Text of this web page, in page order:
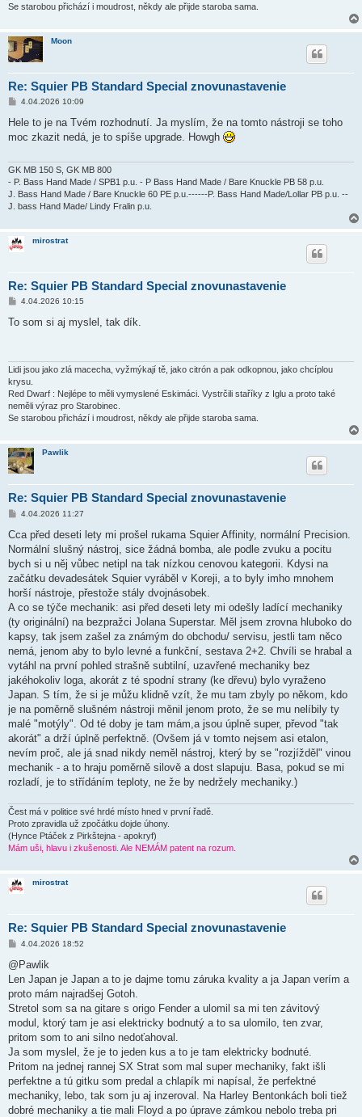
Se starobou přichází i moudrost, někdy ale přijde staroba sama.
Moon
Re: Squier PB Standard Special znovunastavenie
P
í
p
e
k
4.04.2026 10:09
Hele to je na Tvém rozhodnutí. Ja myslím, že na tomto nástroji se toho
moc zkazit nedá, je to spíše upgrade. Howgh
GK MB 150 S, GK MB 800
- P. Bass Hand Made / SPB1 p.u. - P Bass Hand Made / Bare Knuckle PB 58 p.u.
J. Bass Hand Made / Bare Knuckle 60 PE p.u.------P. Bass Hand Made/Lollar PB p.u. --
J. bass Hand Made/ Lindy Fralin p.u.
mirostrat
Re: Squier PB Standard Special znovunastavenie
P
í
e
k
4.04.2026 10:15
To som si aj myslel, tak dík.
Lidi jsou jako zlá macecha, vyžmýkají tě, jako citrón a pak odkopnou, jako chcíplou
krysu.
Red Dwarf : Nejlépe to měli vymyslené Eskimáci. Vystrčili staříky z Iglu a proto také
neměli výraz pro Starobinec.
Se starobou přichází i moudrost, někdy ale přijde staroba sama.
Pawlik
Re: Squier PB Standard Special znovunastavenie
P
í
p
ě
e
k
4.04.2026 11:27
Cca před deseti lety mi prošel rukama Squier Affinity, normální Precision.
Normální slušný nástroj, sice žádná bomba, ale podle zvuku a pocitu
bych si u něj vůbec netipl na tak nízkou cenovou kategorii. Kdysi na
začátku devadesátek Squier vyráběl v Koreji, a to byly imho mnohem
horší nástroje, přestože stály dvojnásobek.
A co se týče mechanik: asi před deseti lety mi odešly ladící mechaniky
(ty originální) na bezpražci Jolana Superstar. Měl jsem zrovna hluboko do
kapsy, tak jsem zašel za známým do obchodu/ servisu, jestli tam něco
nemá, jenom aby to bylo levné a funkční, sestava 2+2. Chvíli se hrabal a
vytáhl na první pohled strašně subtilní, uzavřené mechaniky bez
jakéhokoliv loga, akorát z té spodní strany (ke dřevu) bylo vyraženo
Japan. S tím, že si je můžu klidně vzít, že mu tam zbyly po někom, kdo
je na poměrně slušném nástroji měnil jenom proto, že se mu nelíbily ty
malé "motýly". Od té doby je tam mám,a jsou úplně super, převod "tak
akorát" a drží úplně perfektně. (Ovšem já v tomto nejsem asi etalon,
nevím proč, ale já snad nikdy neměl nástroj, který by se "rozjížděl" vinou
mechanik - a to hraju poměrně silově a dost slapuju. Basa, pokud se mi
rozladí, je to střídáním teploty, ne že by nedržely mechaniky.)
Čest má v politice své hrdé místo hned v první řadě.
Proto zpravidla už zpočátku dojde úhony.
(Hynce Ptáček z Pirkštejna - apokryf)
Mám uši, hlavu i zkušenosti. Ale NEMÁM patent na rozum.
mirostrat
Re: Squier PB Standard Special znovunastavenie
P
í
p
ě
e
k
4.04.2026 18:52
@Pawlik
Len Japan je Japan a to je dajme tomu záruka kvality a ja Japan verím a
proto mám najradšej Gotoh.
Stretol som sa na gitare s origo Fender a ulomil sa mi ten závitový
modul, ktorý tam je asi elektricky bodnutý a to sa ulomilo, ten zvar,
pritom som to ani silno nedoťahoval.
Ja som myslel, že je to jeden kus a to je tam elektricky bodnuté.
Pritom na jednej rannej SX Strat som mal super mechaniky, fakt išli
perfektne a tú gitku som predal a chlapík mi napísal, že perfektné
mechaniky, lebo, tak som ju aj inzeroval. Na Harley Bentonkách boli tiež
dobré mechaniky a tie mali Floyd a po úprave zámkou nebolo treba pri